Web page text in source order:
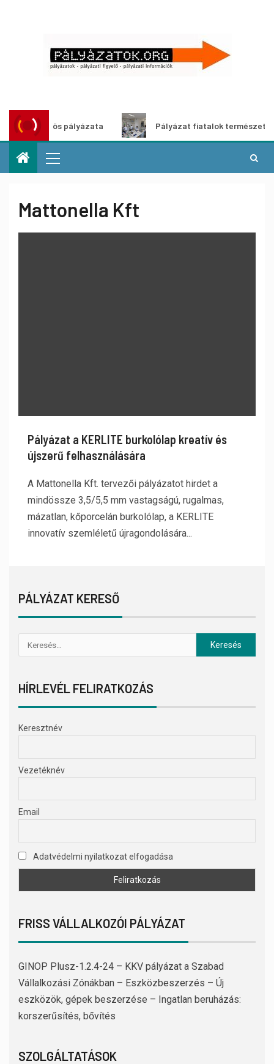
közös pályázata Pályázat fiatalok
Mattonella Kft
Pályázat a KERLITE burkolólap kreatív és
újszerű felhasználására
A Mattonella Kft. tervezői pályázatot hirdet a
mindössze 3,5/5,5 mm vastagságú, rugalmas,
mázatlan, kőporcelán burkolólap, a KERLITE
innovatív szemléletű újragondolására...
PÁLYÁZAT KERESŐ
HÍRLEVÉL FELIRATKOZÁS
Keresztnév
Vezetéknév
Email
Adatvédelmi nyilatkozat elfogadása
FRISS VÁLLALKOZÓI PÁLYÁZAT
GINOP Plusz-1.2.4-24 – KKV pályázat a Szabad
Vállalkozási Zónákban – Eszközbeszerzés – Új
eszközök, gépek beszerzése – Ingatlan beruházás:
korszerűsítés, bővítés
SZOLGÁLTATÁSOK